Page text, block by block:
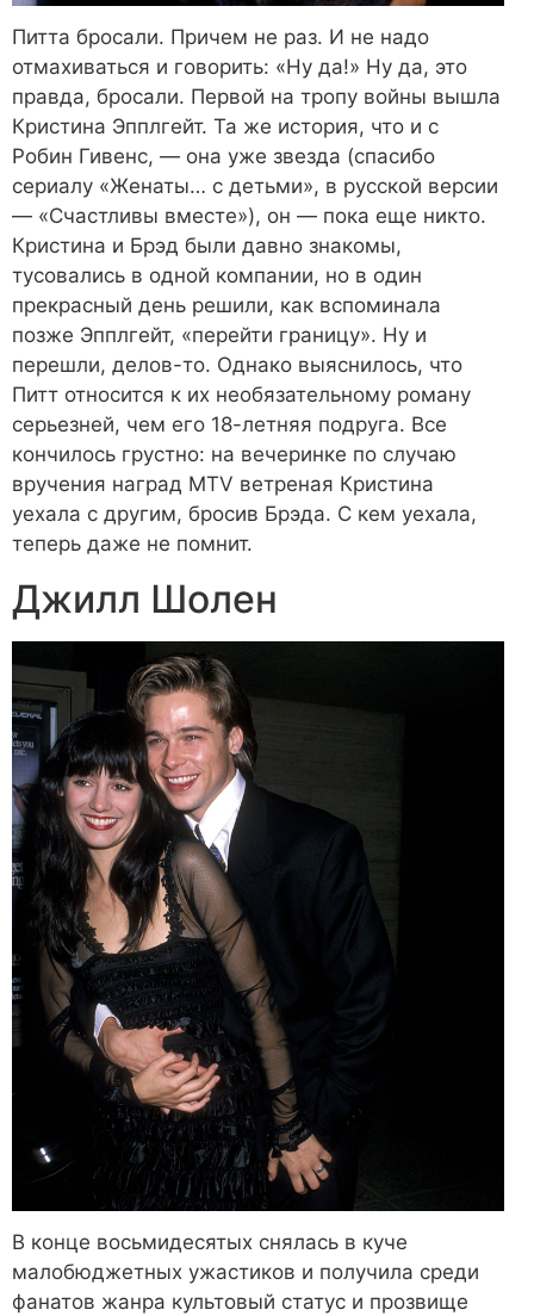
Питта бросали. Причем не раз. И не надо
отмахиваться и говорить: «Ну да!» Ну да, это
правда, бросали. Первой на тропу войны вышла
Кристина Эпплгейт. Та же история, что и с
Робин Гивенс, — она уже звезда (спасибо
сериалу «Женаты… с детьми», в русской версии
— «Счастливы вместе»), он — пока еще никто.
Кристина и Брэд были давно знакомы,
тусовались в одной компании, но в один
прекрасный день решили, как вспоминала
позже Эпплгейт, «перейти границу». Ну и
перешли, делов-то. Однако выяснилось, что
Питт относится к их необязательному роману
серьезней, чем его 18-летняя подруга. Все
кончилось грустно: на вечеринке по случаю
вручения наград MTV ветреная Кристина
уехала с другим, бросив Брэда. С кем уехала,
теперь даже не помнит.
Джилл Шолен
В конце восьмидесятых снялась в куче
малобюджетных ужастиков и получила среди
фанатов жанра культовый статус и прозвище